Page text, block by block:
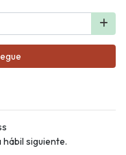
siguiente.